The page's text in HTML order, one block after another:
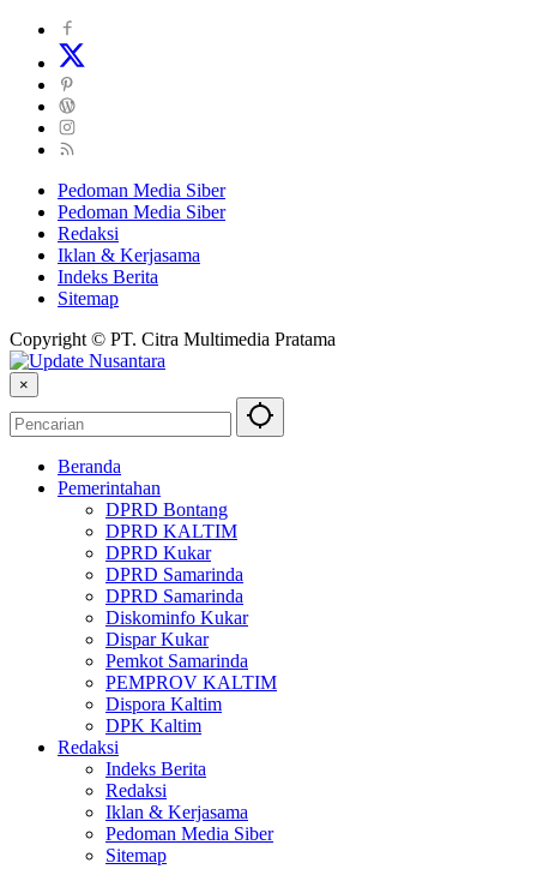
Pedoman Media Siber
Pedoman Media Siber
Redaksi
Iklan & Kerjasama
Indeks Berita
Sitemap
Copyright © PT. Citra Multimedia Pratama
×
Beranda
Pemerintahan
DPRD Bontang
DPRD KALTIM
DPRD Kukar
DPRD Samarinda
DPRD Samarinda
Diskominfo Kukar
Dispar Kukar
Pemkot Samarinda
PEMPROV KALTIM
Dispora Kaltim
DPK Kaltim
Redaksi
Indeks Berita
Redaksi
Iklan & Kerjasama
Pedoman Media Siber
Sitemap